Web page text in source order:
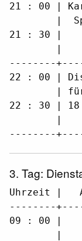
21 : 00 |
|
21 : 30
|
--------
22 : 00 |
|
22 : 30 |
|
--------
3. Tag:
Uhrzeit |
--------
09 : 00 |
|